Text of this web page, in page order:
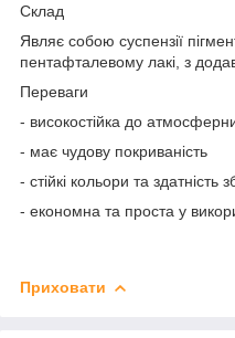
Склад
Являє собою суспензії
пентафталевому лакі, з
Переваги
- високостійка до
- має чудову покриваність
- стійкі кольори та здатність
- економна та проста у
Приховати